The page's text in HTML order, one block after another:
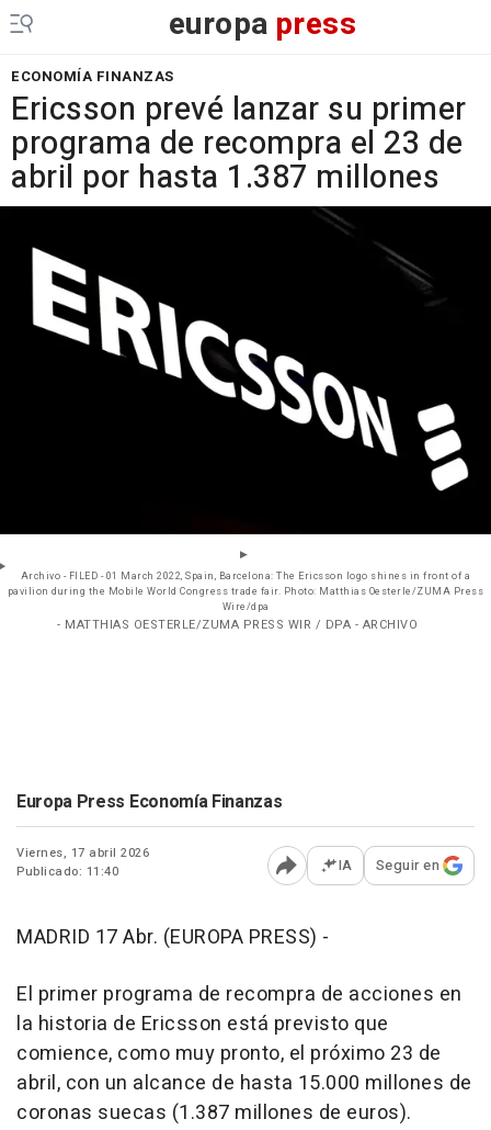
europa press
ECONOMÍA FINANZAS
Ericsson prevé lanzar su primer
programa de recompra el 23 de
abril por hasta 1.387 millones
Archivo - FILED - 01 March 2022, Spain, Barcelona: The Ericsson logo shines in front of a
pavilion during the Mobile World Congress trade fair. Photo: Matthias Oesterle/ZUMA Press
Wire/dpa
- MATTHIAS OESTERLE/ZUMA PRESS WIR / DPA - ARCHIVO
Europa Press Economía Finanzas
Viernes, 17 abril 2026
Publicado: 11:40
Abrir opciones para
IA Seguir en
MADRID 17 Abr. (EUROPA PRESS) -
El primer programa de recompra de acciones en
la historia de Ericsson está previsto que
comience, como muy pronto, el próximo 23 de
abril, con un alcance de hasta 15.000 millones de
coronas suecas (1.387 millones de euros).